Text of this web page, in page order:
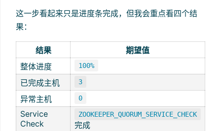
这一步看起来只是进度条完成，但我会重点看四个结
果：
结果
期望值
整体进度
100%
已完成主机 3
异常主机 0
Service
Check
ZOOKEEPER_QUORUM_SERVICE_CHECK
完成